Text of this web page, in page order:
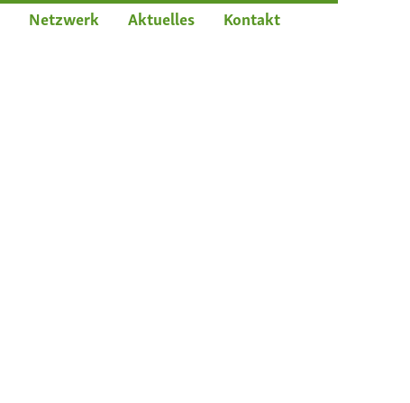
Netzwerk Aktuelles Kontakt